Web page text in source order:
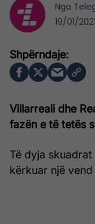
Villarreali dhe
fazën e të tetës
Të dyja
kërkuar një
Nga
19/01/